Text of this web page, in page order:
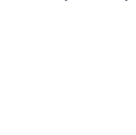
objaví až po chvíľke